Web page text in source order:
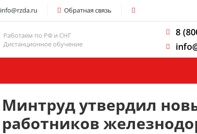
info@rzda.ru Обратная связь
Работаем по РФ и СНГ
Дистанционное обучение
8
Минтруд утвердил
работников